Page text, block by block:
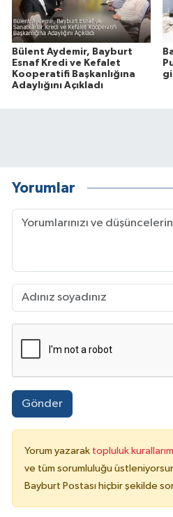
Bülent Aydemir, Bayburt
Esnaf Kredi ve Kefalet
Kooperatifi Başkanlığına
Adaylığını Açıkladı
Yorumlar
Gönder
Yorum yazarak topluluk
ve tüm sorumluluğu
Bayburt Postası hiçbir şekilde